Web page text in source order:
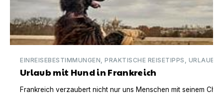
EINREISEBESTIMMUNGEN, PRAKTISCHE REISETIPPS,
Urlaub mit Hund in Frankreich
Frankreich verzaubert nicht nur uns Menschen mit seinem